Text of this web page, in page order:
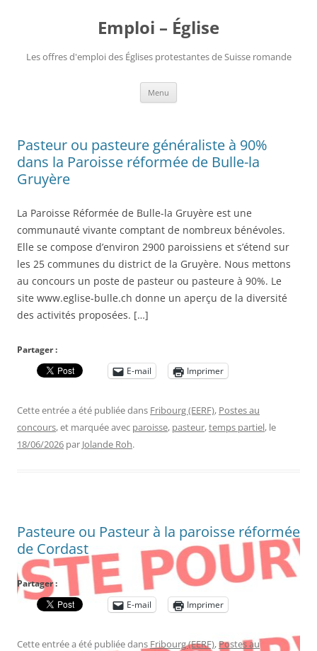
Emploi – Église
Les offres d'emploi des Églises protestantes de Suisse romande
Menu
Pasteur ou pasteure généraliste à 90%
dans la Paroisse réformée de Bulle-la
Gruyère
La Paroisse Réformée de Bulle-la Gruyère est une
communauté vivante comptant de nombreux bénévoles.
Elle se compose d’environ 2900 paroissiens et s’étend sur
les 25 communes du district de la Gruyère. Nous mettons
au concours un poste de pasteur ou pasteure à 90%. Le
site www.eglise-bulle.ch donne un aperçu de la diversité
des activités proposées. […]
Partager :
E-mail
Imprimer
Cette entrée a été publiée dans Fribourg (EERF), Postes au
concours, et marquée avec paroisse, pasteur,temps partiel, le
18/06/2026 par Jolande Roh.
Pasteure ou Pasteur à la paroisse réformée
de Cordast
Partager :
E-mail
Imprimer
Cette entrée a été publiée dans Fribourg (EERF),Postes au